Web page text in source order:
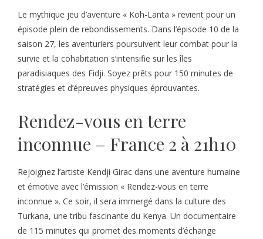
Le mythique jeu d’aventure « Koh-Lanta » revient pour un
épisode plein de rebondissements. Dans l’épisode 10 de la
saison 27, les aventuriers poursuivent leur combat pour la
survie et la cohabitation s’intensifie sur les îles
paradisiaques des Fidji. Soyez prêts pour 150 minutes de
stratégies et d’épreuves physiques éprouvantes.
Rendez-vous en terre
inconnue – France 2 à 21h10
Rejoignez l’artiste Kendji Girac dans une aventure humaine
et émotive avec l’émission « Rendez-vous en terre
inconnue ». Ce soir, il sera immergé dans la culture des
Turkana, une tribu fascinante du Kenya. Un documentaire
de 115 minutes qui promet des moments d’échange